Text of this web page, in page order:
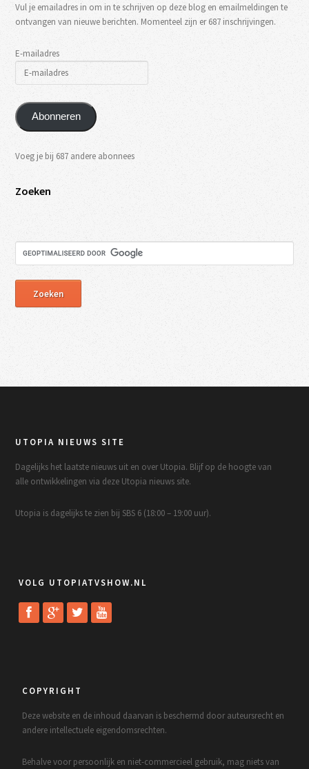
Vul je emailadres in om in te schrijven op deze blog en emailmeldingen te
ontvangen van nieuwe berichten. Momenteel zijn er 687 inschrijvingen.
E-mailadres
Abonneren
Voeg je bij 687 andere abonnees
Zoeken
UTOPIA NIEUWS SITE
Dagelijks het laatste nieuws uit en over Utopia. Blijf op de hoogte van
alle ontwikkelingen via deze Utopia nieuws site.
Utopia is dagelijks te zien bij SBS 6 (18:00 – 19:00 uur).
VOLG UTOPIATVSHOW.NL
COPYRIGHT
Deze website en de inhoud daarvan is beschermd door auteursrecht en
andere intellectuele eigendomsrechten.
Behalve voor persoonlijk en niet-commercieel gebruik, mag niets van